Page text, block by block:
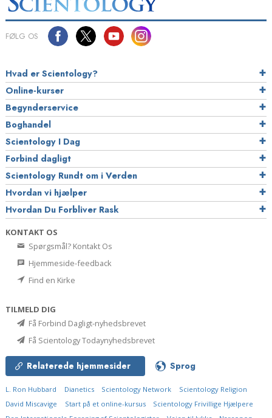
FØLG OS
Hvad er Scientology?
Online-kurser
Begynderservice
Boghandel
Scientology I Dag
Forbind dagligt
Scientology Rundt om i Verden
Hvordan vi hjælper
Hvordan Du Forbliver Rask
KONTAKT OS
Spørgsmål? Kontakt Os
Hjemmeside-feedback
Find en Kirke
TILMELD DIG
Få Forbind Dagligt-nyhedsbrevet
Få Scientology Todaynyhedsbrevet
Relaterede hjemmesider Sprog
L. Ron Hubbard Dianetics Scientology Network
Scientology Religion
David Miscavige
Start på et online-kursus
Scientology Frivillige Hjælpere